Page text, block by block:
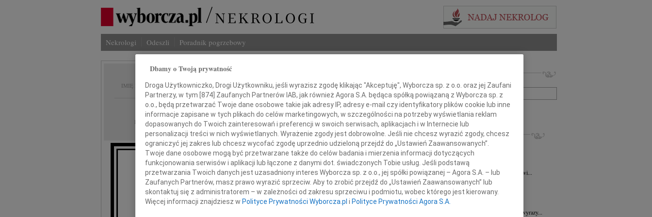
Nekrologi Odeszli Poradnik pogrzebowy
IMIĘ I NAZWISKO: Bernard Spisla
REGION: Wrocław
DATA EMISJI: 14.11.2009
Z głębokim żalem zawiadamiamy,
że w dniu 12 listopada 2009 roku odszedł
Imię i nazwisko lub numer ogłoszenia:
+ szukanie zaawansowane
INNE NEKROLOGI
Barbara Korony07.08.2026
Z głębokim żalem i smutkiem przyjęliśmy...
Lucyna Wróbel06.08.2026
Naszemu Przyjacielowi Michałowi Łuczakowi...
06.08.2026Wrocław
Annie Ciskowskiej wyrazy najgłębszego...
31.07.2026Wrocław
Panu Sędziemu Januszowi Kaspryszynowi wyrazy...
Dbamy o Twoją prywatność
Droga Użytkowniczko, Drogi Użytkowniku, jeśli wyrazisz zgodę klikając "Akceptuję", Wyborcza sp. z o.o. oraz jej Zaufani
Partnerzy, w tym [ 874 ] Zaufanych Partnerów IAB, jak również Agora S.A. będąca spółką powiązaną z Wyborcza sp. z
o.o., będą przetwarzać Twoje dane osobowe takie jak adresy IP, adresy e-mail czy identyfikatory plików cookie lub inne
informacje zapisane w tych plikach do celów marketingowych, w szczególności na potrzeby wyświetlania reklam
dopasowanych do Twoich zainteresowań i preferencji w swoich serwisach, aplikacjach i w Internecie lub
personalizacji treści w nich wyświetlanych. Wyrażenie zgody jest dobrowolne. Jeśli nie chcesz wyrazić zgody, chcesz
ograniczyć jej zakres lub chcesz wycofać zgodę uprzednio udzieloną przejdź do „Ustawień Zaawansowanych”.
Twoje dane osobowe mogą być przetwarzane także do celów badania i mierzenia informacji dotyczących
funkcjonowania serwisów i aplikacji lub łączone z danymi dot. świadczonych Tobie usług. Jeśli podstawą
przetwarzania Twoich danych jest uzasadniony interes Wyborcza sp. z o.o., jej spółki powiązanej – Agora S.A. – lub
Zaufanych Partnerów, masz prawo wyrazić sprzeciw. Aby to zrobić przejdź do „Ustawień Zaawansowanych” lub
skontaktuj się z administratorem – w zależności od zakresu sprzeciwu i podmiotu, wobec którego jest kierowany.
Więcej informacji znajdziesz w Polityce Prywatności Wyborcza.pl i Polityce Prywatności Agora S.A.